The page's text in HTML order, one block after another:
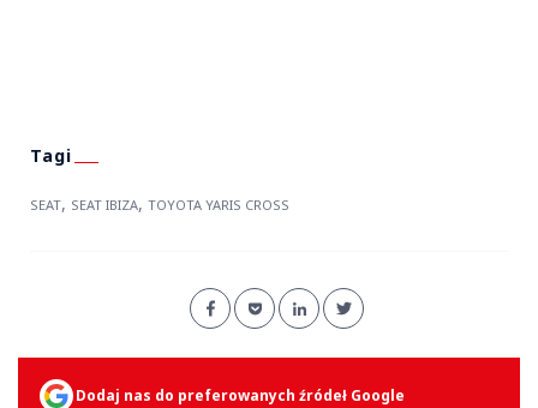
SEAT, SEAT IBIZA, TOYOTA YARIS CROSS
Dodaj nas do preferowanych źródeł Google